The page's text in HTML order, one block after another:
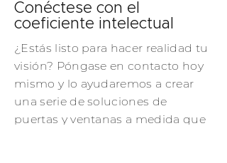
Conéctese con el
coeficiente intelectual
¿Estás listo para hacer realidad tu
visión? Póngase en contacto hoy
mismo y lo ayudaremos a crear
una serie de soluciones de
puertas y ventanas a medida que